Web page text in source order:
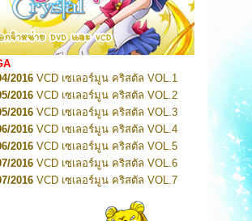
Pretty Guardian Sailor Moon Eternal
1
Pretty Guardian Sailor Moon Eternal
2
Pretty Guardian Sailor Moon Eternal
3
Pretty Guardian Sailor Moon Eternal
4
Pretty Guardian Sailor Moon Eternal
5
Pretty Guardian Sailor Moon Eternal
6
Pretty Guardian Sailor Moon Eternal
7
Pretty Guardian Sailor Moon Eternal
Pretty Guardian Sailor Moon Eternal
2016 VCD เซเลอร์มูน คริสตัล VOL.1
2016 VCD เซเลอร์มูน คริสตัล VOL.2
2016 VCD เซเลอร์มูน คริสตัล VOL.3
2016 VCD เซเลอร์มูน คริสตัล VOL.4
2016 VCD เซเลอร์มูน คริสตัล VOL.5
2016 VCD เซเลอร์มูน คริสตัล VOL.6
2016 VCD เซเลอร์มูน คริสตัล VOL.7
VCD เซเลอร์มูน คริสตัล VOL.9